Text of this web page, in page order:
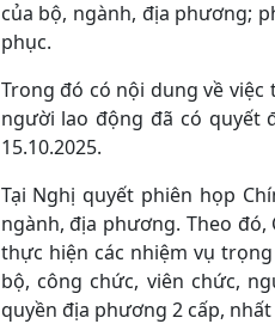
của bộ, ngành, địa phương;
phục.
Trong đó có nội dung về
người lao động đã có quyết
15.10.2025.
Tại Nghị quyết phiên họp
ngành, địa phương. Theo
thực hiện các nhiệm vụ
bộ, công chức, viên chức,
quyền địa phương 2 cấp,